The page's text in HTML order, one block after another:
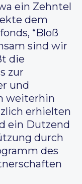
ein Zehntel
dem
“Bloß
sind wir
die
zur
und
weiterhin
erhielten
ein Dutzend
durch
des